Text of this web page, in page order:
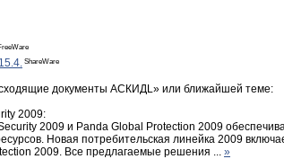
ShareWare
документы АСКИДL» или ближайшей теме:
2009:
2009 и Panda Global Protection 2009
Новая потребительская линейка 2009
2009. Все предлагаемые решения ... »